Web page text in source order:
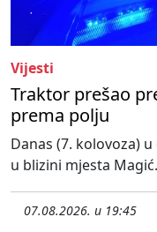
Vijesti
Traktor prešao
prema polju
Danas (7. kolovoza)
u blizini mjesta
07.08.2026. u 19:45